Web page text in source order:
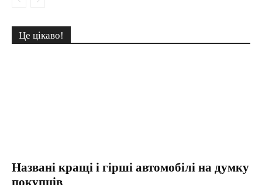
Це цікаво!
Названі кращі і гірші автомобілі на думку